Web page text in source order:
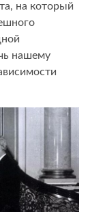
на который
нашему